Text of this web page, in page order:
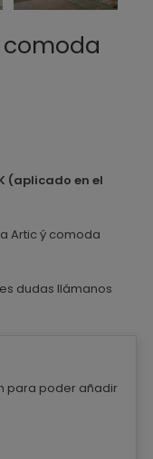
(aplicado en el
Artic ý comoda
dudas llámanos
para poder añadir